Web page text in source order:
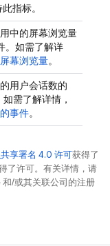
指标。
中的屏幕浏览量
。如需了解详
幕浏览量。
用户会话数的
需了解详情，
事件。
享署名 4.0 许可获得了
了许可。有关详情，请
/或其关联公司的注册